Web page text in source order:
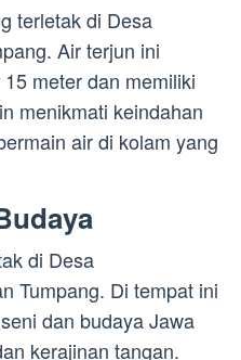
terletak di Desa
Air terjun ini
meter dan memiliki
menikmati keindahan
air di kolam yang
di Desa
Tumpang. Di tempat ini
dan budaya Jawa
kerajinan tangan.